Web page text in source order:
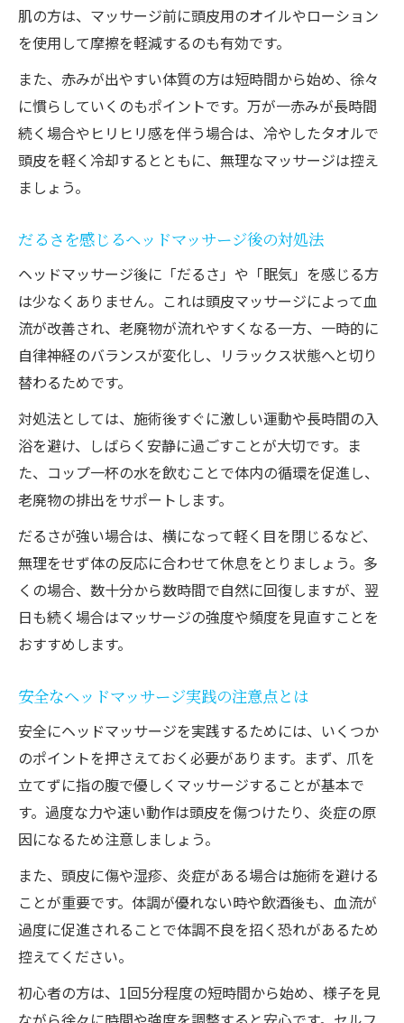
肌の方は、マッサージ前に頭皮用のオイルやローション
を使用して摩擦を軽減するのも有効です。
また、赤みが出やすい体質の方は短時間から始め、徐々
に慣らしていくのもポイントです。万が一赤みが長時間
続く場合やヒリヒリ感を伴う場合は、冷やしたタオルで
頭皮を軽く冷却するとともに、無理なマッサージは控え
ましょう。
だるさを感じるヘッドマッサージ後の対処法
ヘッドマッサージ後に「だるさ」や「眠気」を感じる方
は少なくありません。これは頭皮マッサージによって血
流が改善され、老廃物が流れやすくなる一方、一時的に
自律神経のバランスが変化し、リラックス状態へと切り
替わるためです。
対処法としては、施術後すぐに激しい運動や長時間の入
浴を避け、しばらく安静に過ごすことが大切です。ま
た、コップ一杯の水を飲むことで体内の循環を促進し、
老廃物の排出をサポートします。
だるさが強い場合は、横になって軽く目を閉じるなど、
無理をせず体の反応に合わせて休息をとりましょう。多
くの場合、数十分から数時間で自然に回復しますが、翌
日も続く場合はマッサージの強度や頻度を見直すことを
おすすめします。
安全なヘッドマッサージ実践の注意点とは
安全にヘッドマッサージを実践するためには、いくつか
のポイントを押さえておく必要があります。まず、爪を
立てずに指の腹で優しくマッサージすることが基本で
す。過度な力や速い動作は頭皮を傷つけたり、炎症の原
因になるため注意しましょう。
また、頭皮に傷や湿疹、炎症がある場合は施術を避ける
ことが重要です。体調が優れない時や飲酒後も、血流が
過度に促進されることで体調不良を招く恐れがあるため
控えてください。
初心者の方は、1回5分程度の短時間から始め、様子を見